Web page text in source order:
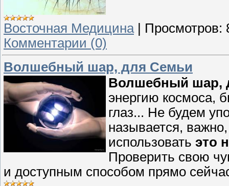
Восточная Медицина| Просмотров:
Комментарии (0)
Волшебный шар, для Семьи
Волшебный шар,
энергию космоса,
глаз... Не будем
называется,
использовать это
Проверить свою
и доступным способом прямо